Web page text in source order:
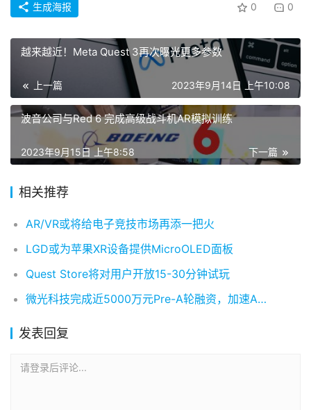
生成海报 0 0
越来越近！Meta Quest 3再次曝光更多参数
上一篇 2023年9月14日 上午10:08
波音公司与Red 6 完成高级战斗机AR模拟训练
下一篇
2023年9月15日 上午8:58
相关推荐
AR/VR或将给电子竞技市场再添一把火
LGD或为苹果XR设备提供MicroOLED面板
Quest Store将对用户开放15-30分钟试玩
微光科技完成近5000万元Pre-A轮融资，加速AR智能眼镜技术革新
发表回复
请登录后评论...